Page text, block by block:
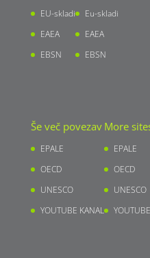
EU-skladi
EAEA
EBSN
Eu-skladi
EAEA
EBSN
Še več povezav
EPALE
OECD
UNESCO
YOUTUBE KANAL
More
EPALE
OECD
UNESCO